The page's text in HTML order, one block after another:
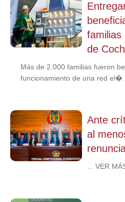
familias
de
Más de 2.000 familias fueron
funcionamiento de una red
Ante
al
... VER